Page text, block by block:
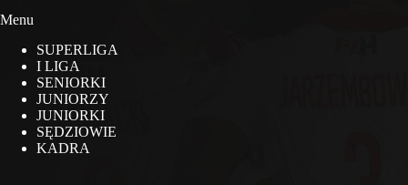
Menu
SUPERLIGA
I LIGA
SENIORKI
JUNIORZY
JUNIORKI
SĘDZIOWIE
KADRA